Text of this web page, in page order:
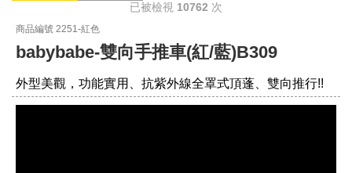
已被檢視 10762 次
商品編號 2251-紅色
babybabe-雙向手推車(紅/藍)B309
外型美觀，功能實用、抗紫外線全罩式頂蓬、雙向推行!!